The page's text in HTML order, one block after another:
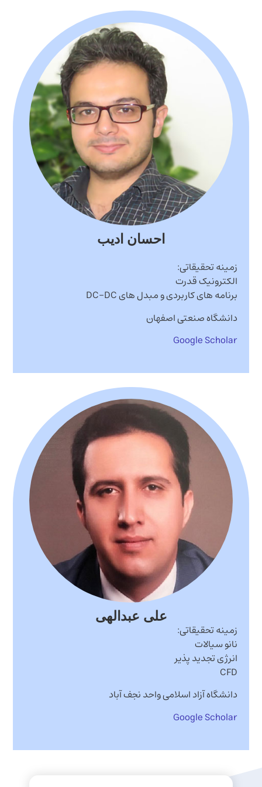
احسان ادیب
زمینه تحقیقاتی:
الکترونیک قدرت
برنامه های کاربردی و مبدل های DC-DC
دانشگاه صنعتی اصفهان
Google Scholar
علی عبدالهی
زمینه تحقیقاتی:
نانو سیالات
انرژی تجدید پذیر
CFD
دانشگاه آزاد اسلامی واحد نجف آباد
Google Scholar